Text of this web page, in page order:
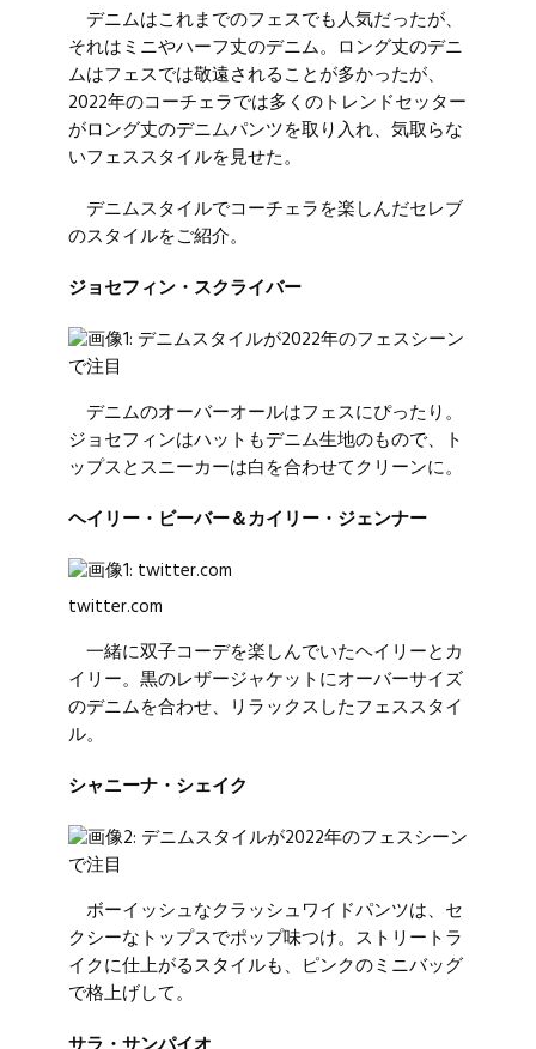
デニムはこれまでのフェスでも人気だったが、
それはミニやハーフ丈のデニム。ロング丈のデニ
ムはフェスでは敬遠されることが多かったが、
2022年のコーチェラでは多くのトレンドセッター
がロング丈のデニムパンツを取り入れ、気取らな
いフェススタイルを見せた。
デニムスタイルでコーチェラを楽しんだセレブ
のスタイルをご紹介。
ジョセフィン・スクライバー
デニムのオーバーオールはフェスにぴったり。
ジョセフィンはハットもデニム生地のもので、ト
ップスとスニーカーは白を合わせてクリーンに。
ヘイリー・ビーバー＆カイリー・ジェンナー
twitter.com
一緒に双子コーデを楽しんでいたヘイリーとカ
イリー。黒のレザージャケットにオーバーサイズ
のデニムを合わせ、リラックスしたフェススタイ
ル。
シャニーナ・シェイク
ボーイッシュなクラッシュワイドパンツは、セ
クシーなトップスでポップ味つけ。ストリートラ
イクに仕上がるスタイルも、ピンクのミニバッグ
で格上げして。